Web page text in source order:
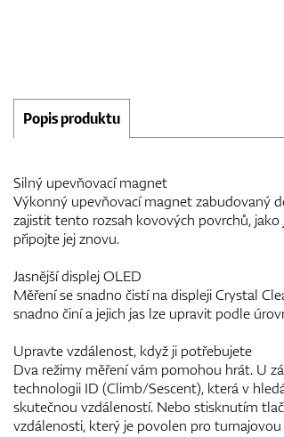
Popis produktu
Silný upevňovací magnet
Výkonný upevňovací magnet zabudovaný
zajistit tento rozsah kovových povrchů,
připojte jej znovu.
Jasnější displej OLED
Měření se snadno čistí na displeji Crystal
snadno činí a jejich jas lze upravit podle
Upravte vzdálenost, když ji potřebujete
Dva režimy měření vám pomohou hrát. U
technologii ID (Climb/Sescent), která v
skutečnou vzdáleností. Nebo stisknutím
vzdálenosti, který je povolen pro turnajovou